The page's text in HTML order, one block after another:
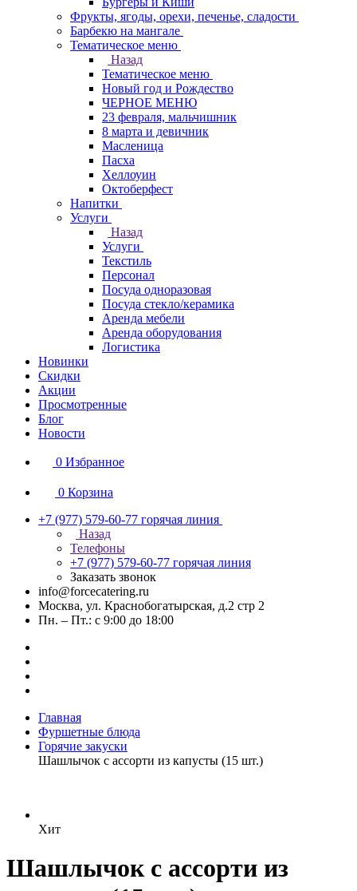
Фрукты, ягоды, орехи, печенье, сладости
Барбекю на мангале
Тематическое меню
Назад
Тематическое меню
Новый год и Рождество
ЧЕРНОЕ МЕНЮ
23 февраля, мальчишник
8 марта и девичник
Масленица
Пасха
Хеллоуин
Октоберфест
Напитки
Услуги
Назад
Услуги
Текстиль
Персонал
Посуда одноразовая
Посуда стекло/керамика
Аренда мебели
Аренда оборудования
Логистика
Новинки
Скидки
Акции
Просмотренные
Блог
Новости
0 Избранное
0 Корзина
+7 (977) 579-60-77 горячая линия
Назад
Телефоны
+7 (977) 579-60-77 горячая линия
Заказать звонок
info@forcecatering.ru
Москва, ул. Краснобогатырская, д.2 стр 2
Пн. – Пт.: с 9:00 до 18:00
Главная
Фуршетные блюда
Горячие закуски
Шашлычок с ассорти из капусты (15 шт.)
Хит
Шашлычок с ассорти из